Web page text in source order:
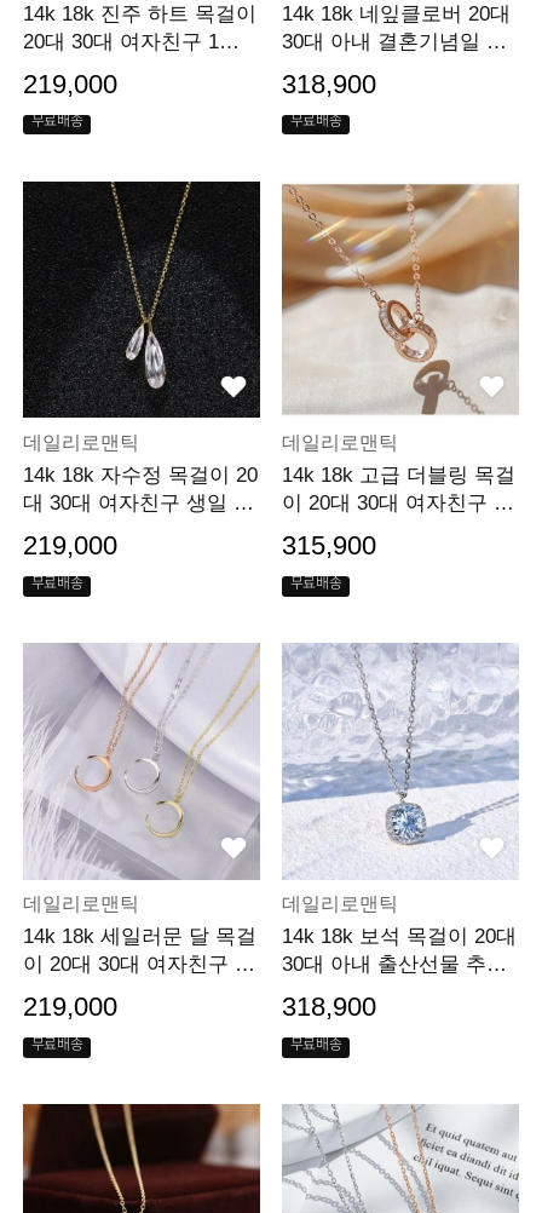
14k 18k 진주 하트 목걸이
20대 30대 여자친구 1주
219,000
무료배송
14k 18k 네잎클로버 20대
30대 아내 결혼기념일 선
318,900
무료배송
데일리로맨틱
14k 18k 자수정 목걸이 20
대 30대 여자친구 생일 선
219,000
무료배송
데일리로맨틱
14k 18k 고급 더블링 목걸
이 20대 30대 여자친구 20
315,900
무료배송
데일리로맨틱
14k 18k 세일러문 달 목걸
이 20대 30대 여자친구 30
0일선물 선물
219,000
무료배송
데일리로맨틱
14k 18k 보석 목걸이 20대
30대 아내 출산선물 추천
선물
318,900
무료배송